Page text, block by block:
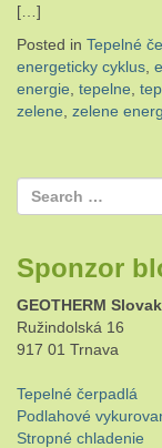
[…]
Posted in Tepelné
energeticky cyklus
energie tepelne
zelene zelene
Sponzor
GEOTHERM
Ružindolská 16
917 01 Trnava
Tepelné čerpadlá
Podlahové
Stropné chladenie